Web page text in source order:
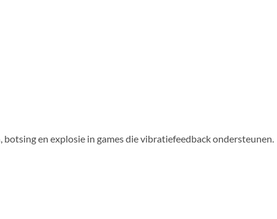
en explosie in games die vibratiefeedback ondersteunen.